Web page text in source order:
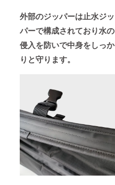
外部のジッパーは止水ジッ
パーで構成されており水の
侵入を防いで中身をしっか
りと守ります。